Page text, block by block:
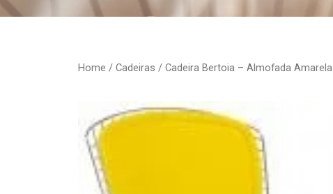
Home / Cadeiras / Cadeira Bertoia – Almofada Amarela